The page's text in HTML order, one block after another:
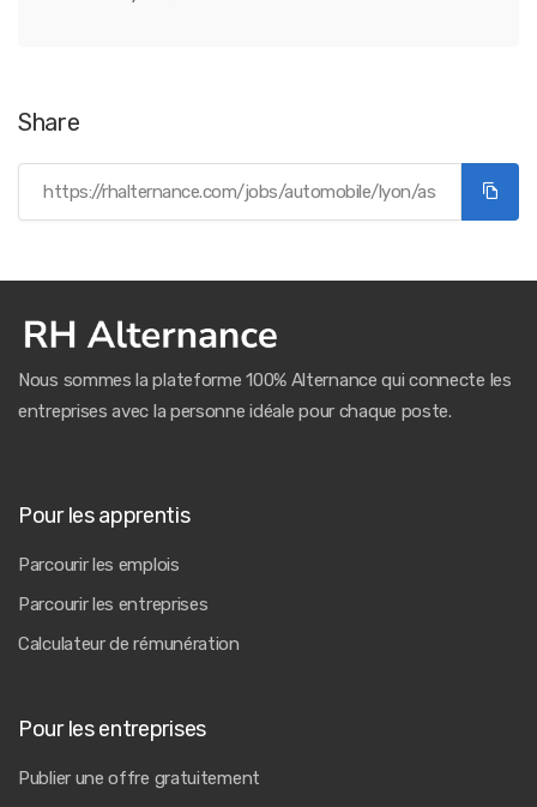
Share
Nous sommes la plateforme 100% Alternance qui connecte les
entreprises avec la personne idéale pour chaque poste.
Pour les apprentis
Parcourir les emplois
Parcourir les entreprises
Calculateur de rémunération
Pour les entreprises
Publier une offre gratuitement